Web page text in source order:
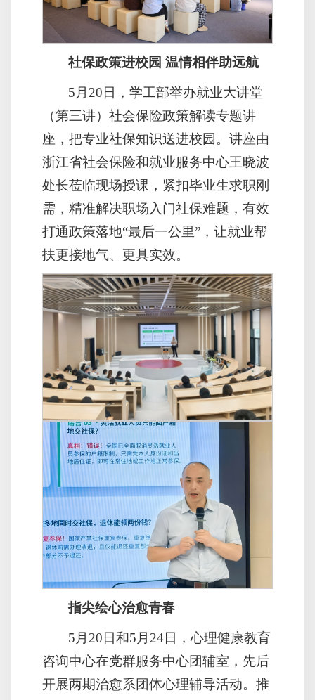
社保政策进校园 温情相伴助远航
5月20日，学工部举办就业大讲堂
（第三讲）社会保险政策解读专题讲
座，把专业社保知识送进校园。讲座由
浙江省社会保险和就业服务中心王晓波
处长莅临现场授课，紧扣毕业生求职刚
需，精准解决职场入门社保难题，有效
打通政策落地“最后一公里”，让就业帮
扶更接地气、更具实效。
指尖绘心治愈青春
5月20日和5月24日，心理健康教育
咨询中心在党群服务中心团辅室，先后
开展两期治愈系团体心理辅导活动。推